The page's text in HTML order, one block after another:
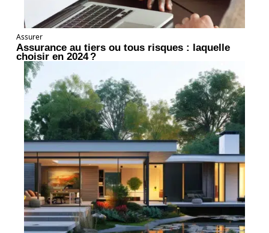
Assurer
Assurance au tiers ou tous risques : laquelle
choisir en 2024 ?